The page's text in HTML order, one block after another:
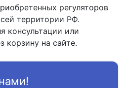
регуляторов
территории РФ.
консультации или
корзину на сайте.